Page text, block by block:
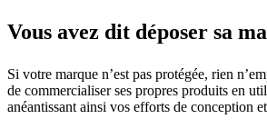
Vous avez dit déposer sa
Si votre marque n’est pas protégée, rien
de commercialiser ses propres produits en
anéantissant ainsi vos efforts de conception